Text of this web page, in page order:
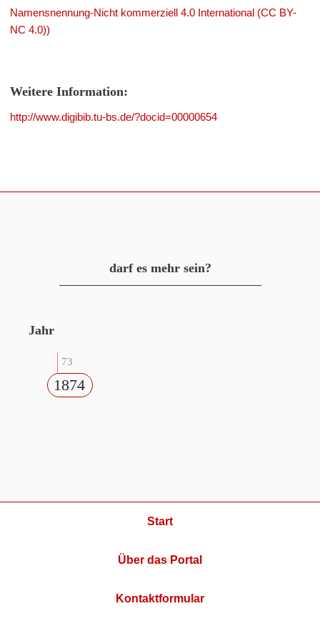
Namensnennung-Nicht kommerziell 4.0 International (CC BY-
NC 4.0))
Weitere Information:
http://www.digibib.tu-bs.de/?docid=00000654
darf es mehr sein?
Jahr
73
1874
Start
Über das Portal
Kontaktformular